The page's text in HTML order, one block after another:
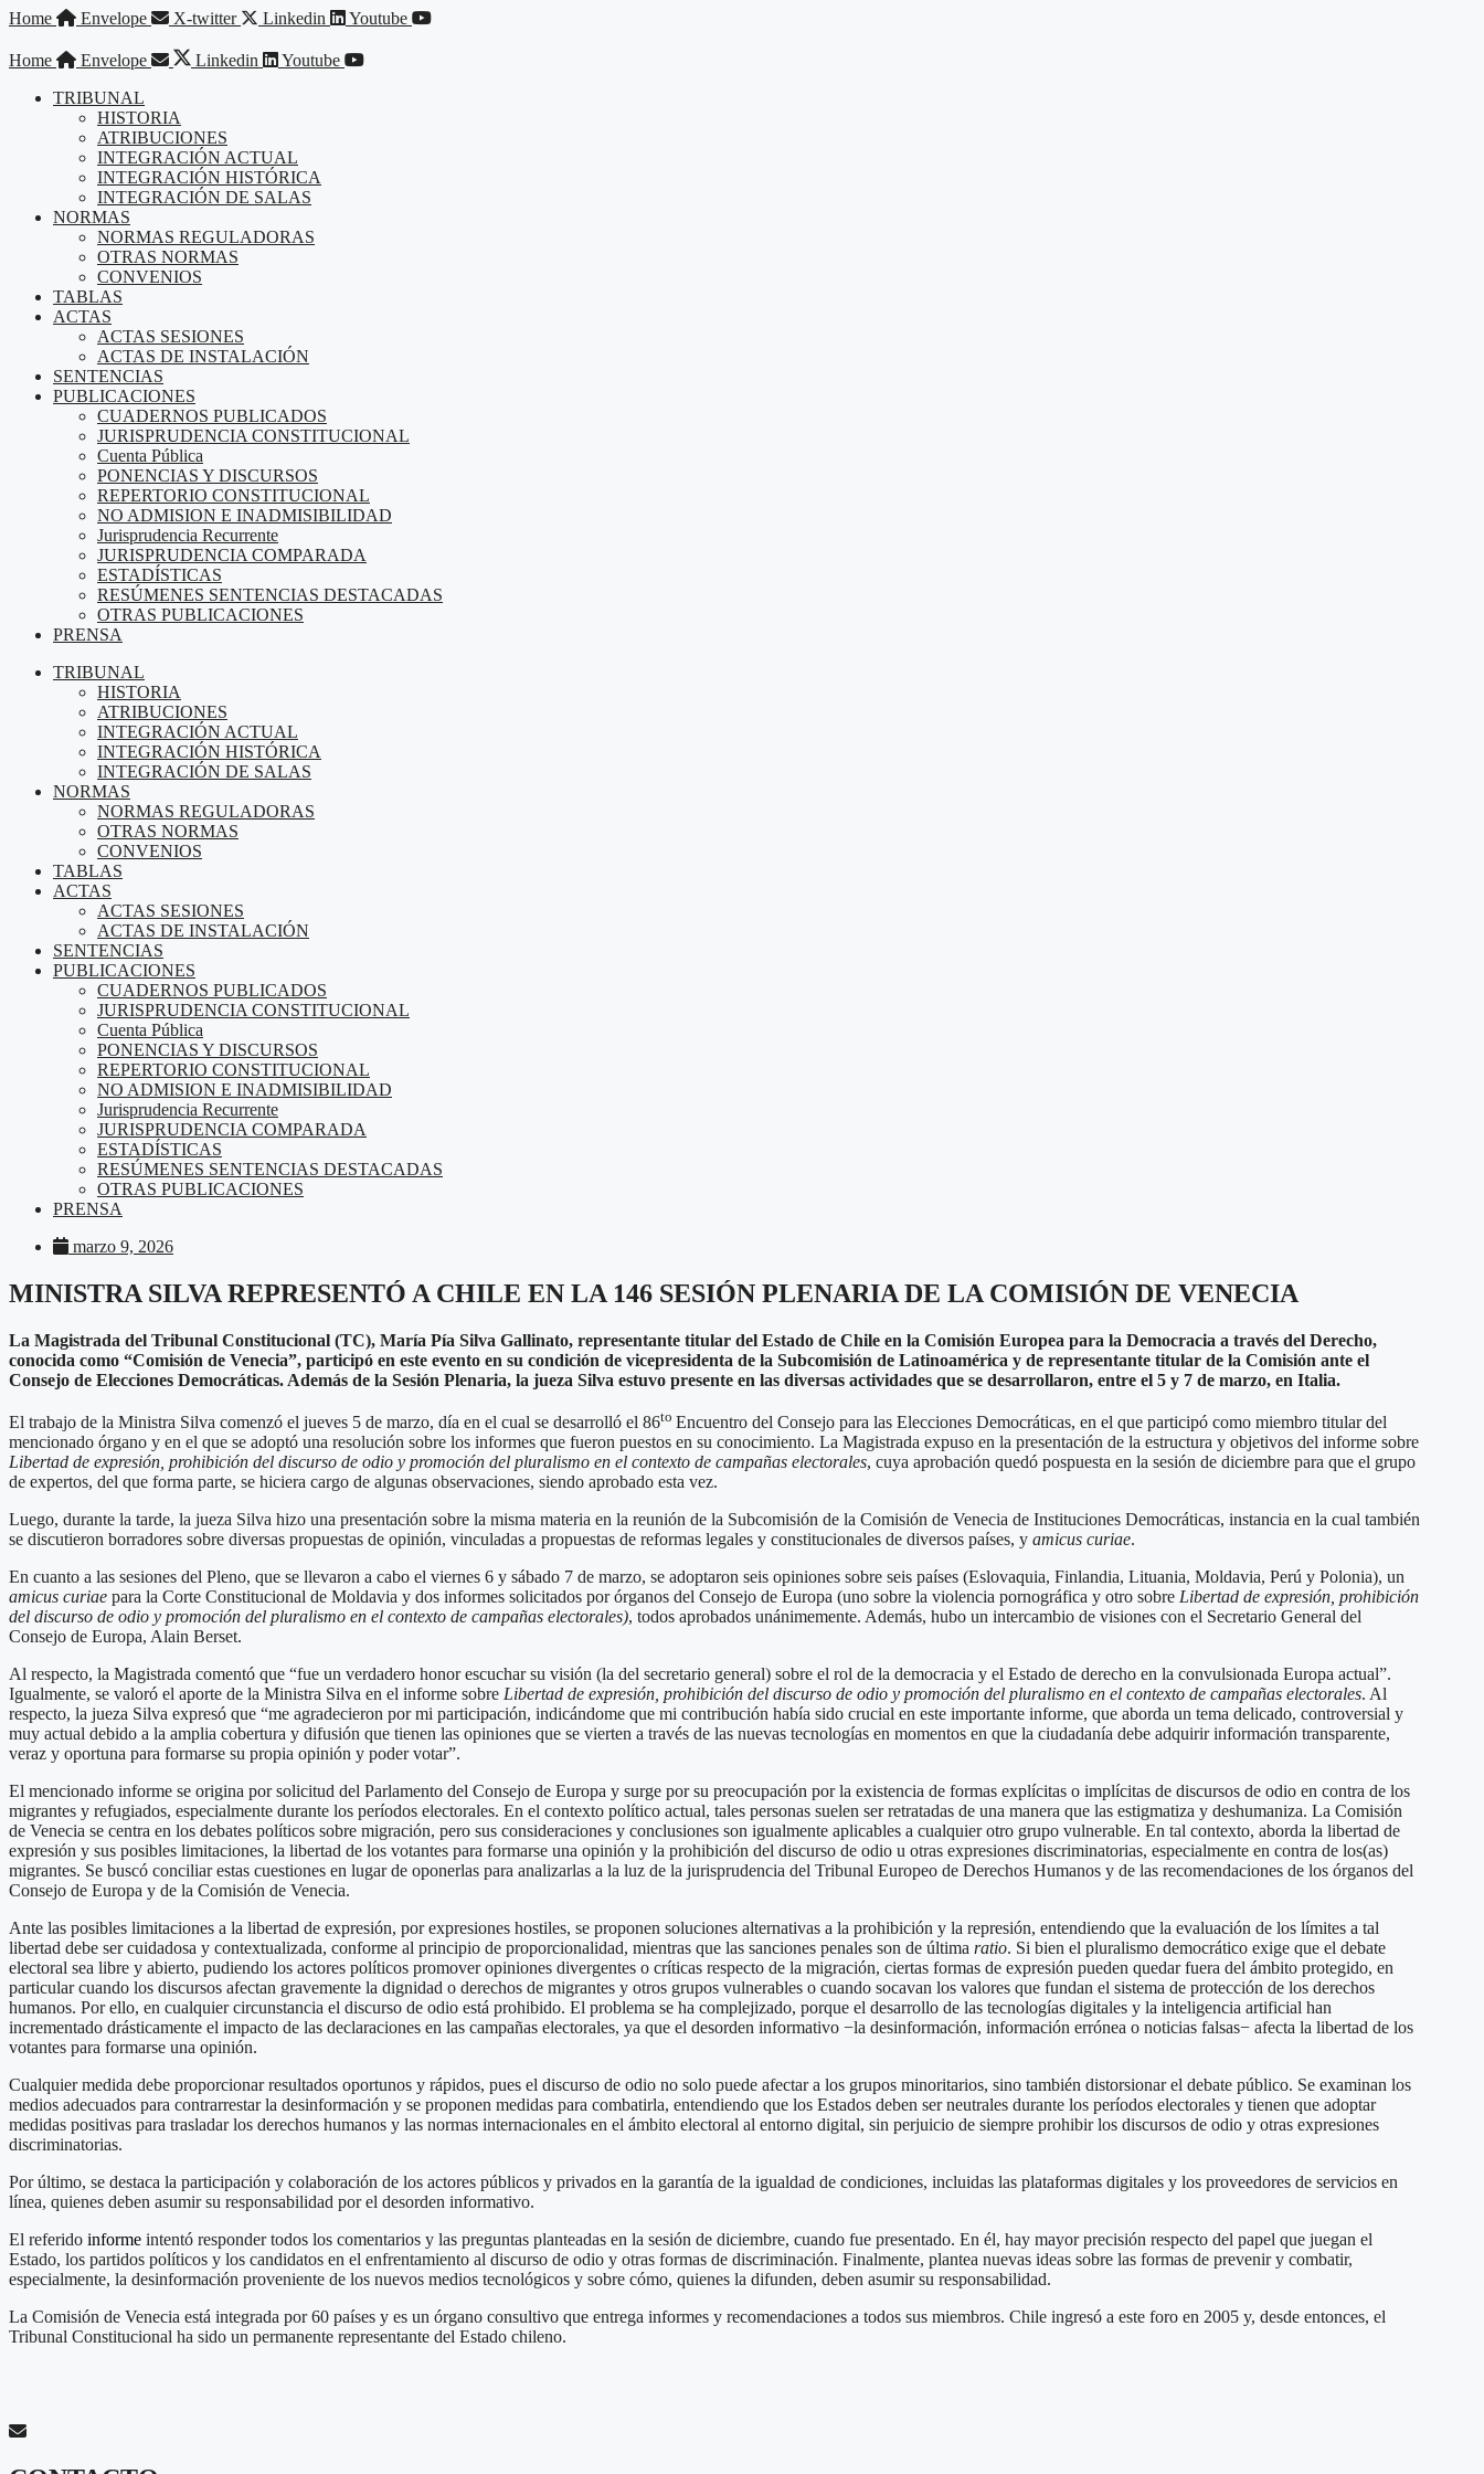
Saltar
contenido
Home Envelope X-twitter Linkedin Youtube
Home Envelope Linkedin
Youtube
TRIBUNAL
HISTORIA
ATRIBUCIONES
INTEGRACIÓN ACTUAL
INTEGRACIÓN HISTÓRICA
INTEGRACIÓN DE SALAS
NORMAS
NORMAS REGULADORAS
OTRAS NORMAS
CONVENIOS
TABLAS
ACTAS
ACTAS SESIONES
ACTAS DE INSTALACIÓN
SENTENCIAS
PUBLICACIONES
CUADERNOS PUBLICADOS
JURISPRUDENCIA CONSTITUCIONAL
Cuenta Pública
PONENCIAS Y DISCURSOS
REPERTORIO CONSTITUCIONAL
NO ADMISION E INADMISIBILIDAD
Jurisprudencia Recurrente
JURISPRUDENCIA COMPARADA
ESTADÍSTICAS
RESÚMENES SENTENCIAS DESTACADAS
OTRAS PUBLICACIONES
PRENSA
TRIBUNAL
HISTORIA
ATRIBUCIONES
INTEGRACIÓN ACTUAL
INTEGRACIÓN HISTÓRICA
INTEGRACIÓN DE SALAS
NORMAS
NORMAS REGULADORAS
OTRAS NORMAS
CONVENIOS
TABLAS
ACTAS
ACTAS SESIONES
ACTAS DE INSTALACIÓN
SENTENCIAS
PUBLICACIONES
CUADERNOS PUBLICADOS
JURISPRUDENCIA CONSTITUCIONAL
Cuenta Pública
PONENCIAS Y DISCURSOS
REPERTORIO CONSTITUCIONAL
NO ADMISION E INADMISIBILIDAD
Jurisprudencia Recurrente
JURISPRUDENCIA COMPARADA
ESTADÍSTICAS
RESÚMENES SENTENCIAS DESTACADAS
OTRAS PUBLICACIONES
PRENSA
marzo 9, 2026
MINISTRA SILVA REPRESENTÓ A CHILE EN LA 146 SESIÓN PLENARIA DE LA COMISIÓN DE VENECIA
La Magistrada del Tribunal Constitucional (TC), María Pía Silva Gallinato, representante titular del Estado de Chile en la Comisión Europea para la Democracia a través del Derecho,
conocida como “Comisión de Venecia”, participó en este evento en su condición de vicepresidenta de la Subcomisión de Latinoamérica y de representante titular de la Comisión ante el
Consejo de Elecciones Democráticas. Además de la Sesión Plenaria, la jueza Silva estuvo presente en las diversas actividades que se desarrollaron, entre el 5 y 7 de marzo, en Italia.
El trabajo de la Ministra Silva comenzó el jueves 5 de marzo, día en el cual se desarrolló el 86to Encuentro del Consejo para las Elecciones Democráticas, en el que participó como miembro titular del
mencionado órgano y en el que se adoptó una resolución sobre los informes que fueron puestos en su conocimiento. La Magistrada expuso en la presentación de la estructura y objetivos del informe sobre
Libertad de expresión, prohibición del discurso de odio y promoción del pluralismo en el contexto de campañas electorales, cuya aprobación quedó pospuesta en la sesión de diciembre para que el grupo
de expertos, del que forma parte, se hiciera cargo de algunas observaciones, siendo aprobado esta vez.
Luego, durante la tarde, la jueza Silva hizo una presentación sobre la misma materia en la reunión de la Subcomisión de la Comisión de Venecia de Instituciones Democráticas, instancia en la cual también
se discutieron borradores sobre diversas propuestas de opinión, vinculadas a propuestas de reformas legales y constitucionales de diversos países, y amicus curiae.
En cuanto a las sesiones del Pleno, que se llevaron a cabo el viernes 6 y sábado 7 de marzo, se adoptaron seis opiniones sobre seis países (Eslovaquia, Finlandia, Lituania, Moldavia, Perú y Polonia), un
amicus curiae para la Corte Constitucional de Moldavia y dos informes solicitados por órganos del Consejo de Europa (uno sobre la violencia pornográfica y otro sobre Libertad de expresión, prohibición
del discurso de odio y promoción del pluralismo en el contexto de campañas electorales), todos aprobados unánimemente. Además, hubo un intercambio de visiones con el Secretario General del
Consejo de Europa, Alain Berset.
Al respecto, la Magistrada comentó que “fue un verdadero honor escuchar su visión (la del secretario general) sobre el rol de la democracia y el Estado de derecho en la convulsionada Europa actual”.
Igualmente, se valoró el aporte de la Ministra Silva en el informe sobre Libertad de expresión, prohibición del discurso de odio y promoción del pluralismo en el contexto de campañas electorales. Al
respecto, la jueza Silva expresó que “me agradecieron por mi participación, indicándome que mi contribución había sido crucial en este importante informe, que aborda un tema delicado, controversial y
muy actual debido a la amplia cobertura y difusión que tienen las opiniones que se vierten a través de las nuevas tecnologías en momentos en que la ciudadanía debe adquirir información transparente,
veraz y oportuna para formarse su propia opinión y poder votar”.
El mencionado informe se origina por solicitud del Parlamento del Consejo de Europa y surge por su preocupación por la existencia de formas explícitas o implícitas de discursos de odio en contra de los
migrantes y refugiados, especialmente durante los períodos electorales. En el contexto político actual, tales personas suelen ser retratadas de una manera que las estigmatiza y deshumaniza. La Comisión
de Venecia se centra en los debates políticos sobre migración, pero sus consideraciones y conclusiones son igualmente aplicables a cualquier otro grupo vulnerable. En tal contexto, aborda la libertad de
expresión y sus posibles limitaciones, la libertad de los votantes para formarse una opinión y la prohibición del discurso de odio u otras expresiones discriminatorias, especialmente en contra de los(as)
migrantes. Se buscó conciliar estas cuestiones en lugar de oponerlas para analizarlas a la luz de la jurisprudencia del Tribunal Europeo de Derechos Humanos y de las recomendaciones de los órganos del
Consejo de Europa y de la Comisión de Venecia.
Ante las posibles limitaciones a la libertad de expresión, por expresiones hostiles, se proponen soluciones alternativas a la prohibición y la represión, entendiendo que la evaluación de los límites a tal
libertad debe ser cuidadosa y contextualizada, conforme al principio de proporcionalidad, mientras que las sanciones penales son de última ratio. Si bien el pluralismo democrático exige que el debate
electoral sea libre y abierto, pudiendo los actores políticos promover opiniones divergentes o críticas respecto de la migración, ciertas formas de expresión pueden quedar fuera del ámbito protegido, en
particular cuando los discursos afectan gravemente la dignidad o derechos de migrantes y otros grupos vulnerables o cuando socavan los valores que fundan el sistema de protección de los derechos
humanos. Por ello, en cualquier circunstancia el discurso de odio está prohibido. El problema se ha complejizado, porque el desarrollo de las tecnologías digitales y la inteligencia artificial han
incrementado drásticamente el impacto de las declaraciones en las campañas electorales, ya que el desorden informativo −la desinformación, información errónea o noticias falsas− afecta la libertad de los
votantes para formarse una opinión.
Cualquier medida debe proporcionar resultados oportunos y rápidos, pues el discurso de odio no solo puede afectar a los grupos minoritarios, sino también distorsionar el debate público. Se examinan los
medios adecuados para contrarrestar la desinformación y se proponen medidas para combatirla, entendiendo que los Estados deben ser neutrales durante los períodos electorales y tienen que adoptar
medidas positivas para trasladar los derechos humanos y las normas internacionales en el ámbito electoral al entorno digital, sin perjuicio de siempre prohibir los discursos de odio y otras expresiones
discriminatorias.
Por último, se destaca la participación y colaboración de los actores públicos y privados en la garantía de la igualdad de condiciones, incluidas las plataformas digitales y los proveedores de servicios en
línea, quienes deben asumir su responsabilidad por el desorden informativo.
El referido informe intentó responder todos los comentarios y las preguntas planteadas en la sesión de diciembre, cuando fue presentado. En él, hay mayor precisión respecto del papel que juegan el
Estado, los partidos políticos y los candidatos en el enfrentamiento al discurso de odio y otras formas de discriminación. Finalmente, plantea nuevas ideas sobre las formas de prevenir y combatir,
especialmente, la desinformación proveniente de los nuevos medios tecnológicos y sobre cómo, quienes la difunden, deben asumir su responsabilidad.
La Comisión de Venecia está integrada por 60 países y es un órgano consultivo que entrega informes y recomendaciones a todos sus miembros. Chile ingresó a este foro en 2005 y, desde entonces, el
Tribunal Constitucional ha sido un permanente representante del Estado chileno.